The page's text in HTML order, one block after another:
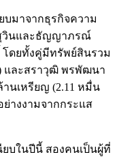
บมาจากธุรกิจความ
วินและธัญญาภรณ์
โดยทั้งคู่มีทรัพย์สินรวม
และสราวุฒิ พรพัฒนา
นเหรียญ (2.11 หมื่น
ย่างงามจากกระแส
บในปีนี้ สองคนเป็นผู้ที่